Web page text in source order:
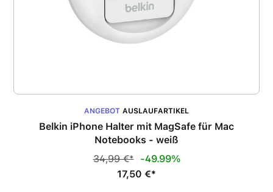
ANGEBOT AUSLAUFARTIKEL
Belkin iPhone Halter mit MagSafe für Mac
Notebooks - weiß
34,99 €*
-49.99%
17,50 €*